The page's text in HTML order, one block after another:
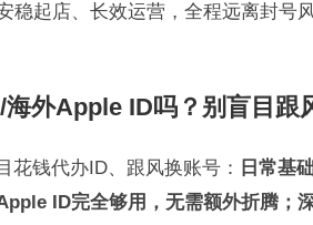
稳起店、长效运营，全程远离封号
外Apple ID吗？别盲目跟
钱代办ID、跟风换账号：
日常基
ID完全够用，无需额外折腾；